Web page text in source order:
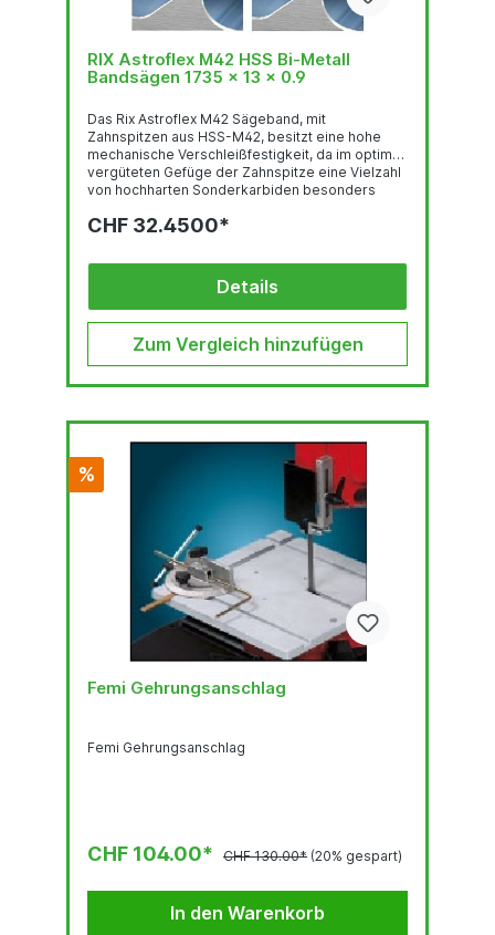
RIX Astroflex M42 HSS Bi-Metall
Bandsägen 1735 x 13 x 0.9
Das Rix Astroflex M42 Sägeband, mit
Zahnspitzen aus HSS-M42, besitzt eine hohe
mechanische Verschleißfestigkeit, da im optimal
vergüteten Gefüge der Zahnspitze eine Vielzahl
von hochharten Sonderkarbiden besonders
in einer temperaturbeständigen martensitischen
für eine sehr gute thermische
Verschleißfestigkeit. Das Trägerband aus
hochlegiertem, chromhaltigen Federstahl ist der
Garant für hervorragende
CHF 32.4500*
Details
Zum Vergleich hinzufügen
%
Femi Gehrungsanschlag
Femi Gehrungsanschlag
CHF 104.00* CHF 130.00* (20% gespart)
In den Warenkorb